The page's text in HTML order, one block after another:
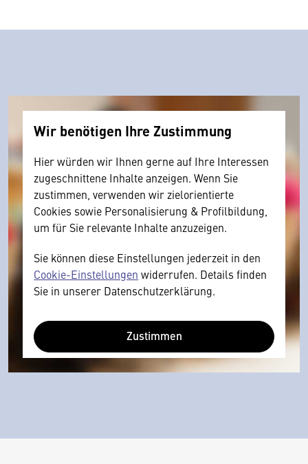
Wir benötigen Ihre Zustimmung
Hier würden wir Ihnen gerne auf Ihre Interessen
zugeschnittene Inhalte anzeigen. Wenn Sie
zustimmen, verwenden wir zielorientierte
Cookies sowie Personalisierung & Profilbildung,
um für Sie relevante Inhalte anzuzeigen.
Sie können diese Einstellungen jederzeit in den
Cookie-Einstellungen widerrufen. Details finden
Sie in unserer Datenschutzerklärung.
Zustimmen